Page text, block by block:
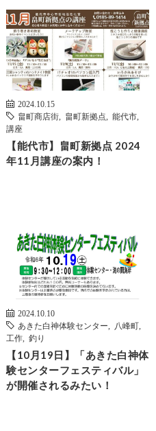
2024.10.15
畠町商店街
畠町新拠点 能代市
講座
【能代市】畠町新拠点 2024
年11月講座の案内！
2024.10.10
あきた白神体験センター
八峰町
工作
釣り
【10月19日】「あきた白神体
験センターフェスティバル」
が開催されるみたい！